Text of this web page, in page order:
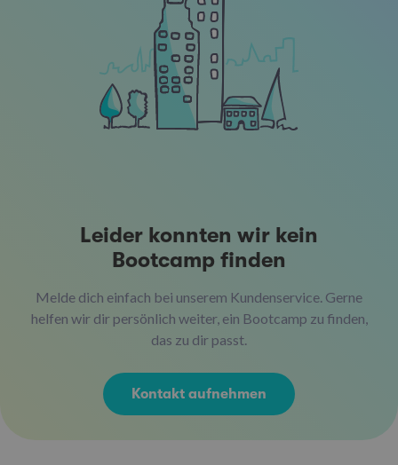
Leider konnten wir kein
Bootcamp finden
Melde dich einfach bei unserem Kundenservice. Gerne
helfen wir dir persönlich weiter, ein Bootcamp zu finden,
das zu dir passt.
Kontakt aufnehmen